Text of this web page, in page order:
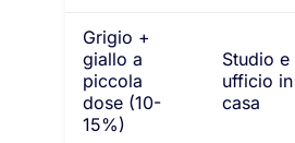
Grigio +
giallo a
piccola
dose (10-
15%)
Studio e
ufficio in
casa